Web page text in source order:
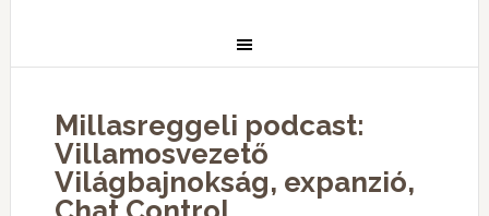
Millasreggeli podcast:
Villamosvezető
Világbajnokság, expanzió,